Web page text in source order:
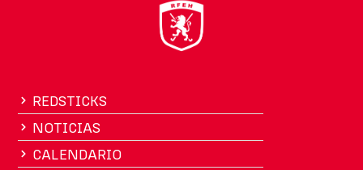
REDSTICKS
NOTICIAS
CALENDARIO